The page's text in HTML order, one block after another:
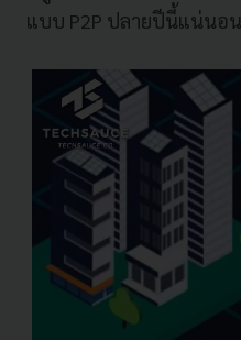
แบบ P2P ปลายปีนี้แน่นอน